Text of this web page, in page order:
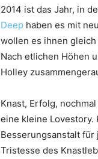
2014 ist das Jahr, in
Deep haben es mit
wollen es ihnen
Nach etlichen Höhen
Holley
Knast, Erfolg,
eine kleine Lovestory.
Besserungsanstalt für
Tristesse des